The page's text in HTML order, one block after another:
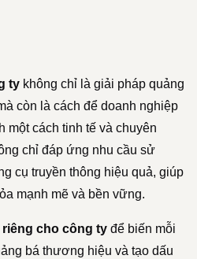
ty không chỉ là giải pháp quảng
còn là cách để doanh nghiệp
một cách tinh tế và chuyên
chỉ đáp ứng nhu cầu sử
cụ truyền thông hiệu quả, giúp
mạnh mẽ và bền vững.
cho công ty để biến mỗi
bá thương hiệu và tạo dấu